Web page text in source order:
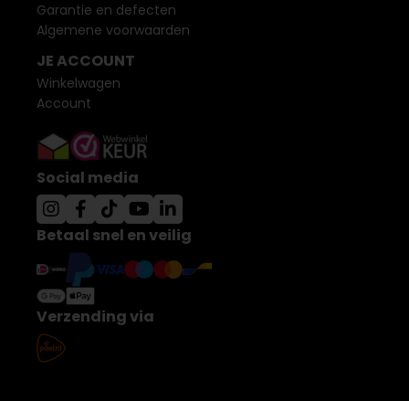
Garantie en defecten
Algemene voorwaarden
JE ACCOUNT
Winkelwagen
Account
Social media
Betaal snel en veilig
Verzending via